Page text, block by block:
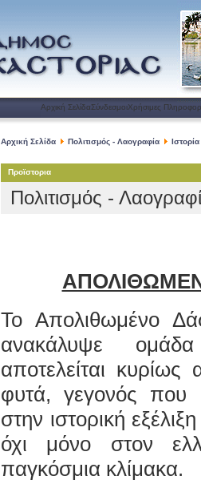
Αρχική ΣελίδαΣύνδεσμοιΧρήσιμες
Αρχική Σελίδα Πολιτισμός - Λαογραφία Ιστορία
Προϊστορια
Πολιτισμός -
Το Απολιθωμένο
ανακάλυψε
αποτελείται
φυτά, γεγονός που
στην ιστορική
όχι μόνο στον
παγκόσμια κλίμακα.